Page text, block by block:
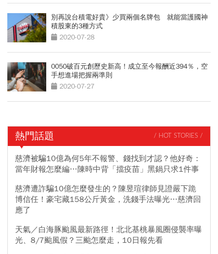
別再說台積電好貴》少買兩個名牌包 就能當護國神
積股東的3種方式
2020-07-28
0050破百元創歷史新高！成立至今報酬近394％，空
手想進場把握兩準則
2020-07-27
熱門話題 / HOT STORIES /
慈濟被騙10億為何5年不報警、錢找到才認？他好奇：
當年財報怎麼編…陳時中背「擋疫苗」黑鍋只求1件事
慈濟遭詐騙10億怎麼發生的？陳昱瑄律師見證嚴下跪
博信任！豪宅藏158公斤黃金，洗錢手法曝光…慈濟回
應了
天氣／白海豚颱風最新路徑！北北基桃暴風圈侵襲率曝
光、8/7颱風假？三颱怎麼走，10日報先看